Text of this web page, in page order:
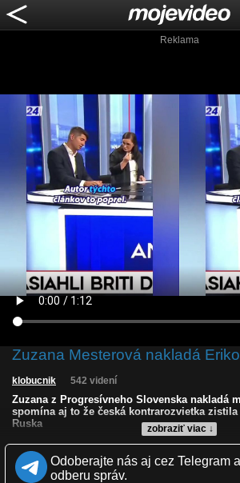
Reklama
Zuzana Mesterová nakladá
zobraziť viac ↓
klobucnik 542 videní
Zuzana z Progresívneho Slovenska nakladá
spomína aj to že česká kontrarozvietka
Ruska
Kvalita:
Zverejnené: 31.7.2025 10:36
Krajina: Slovensko 🇸🇰
Odoberajte nás aj cez Telegram
odberu správ.